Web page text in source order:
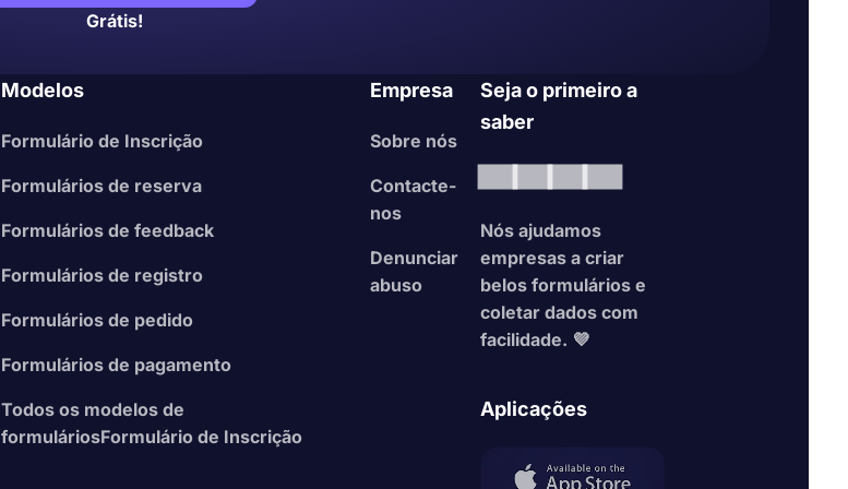
Grátis!
Modelos
Formulário de Inscrição
Formulários de reserva
Formulários de feedback
Formulários de registro
Formulários de pedido
Formulários de pagamento
Todos os modelos de
formuláriosFormulário de Inscrição
Empresa
Sobre nós
Contacte-
nos
Denunciar
abuso
Seja o primeiro a
saber
Nós ajudamos
empresas a criar
belos formulários e
coletar dados com
facilidade. 💜
Aplicações